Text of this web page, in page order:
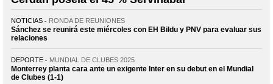
NOTICIAS RONDA DE REUNIONES
Sánchez se reunirá este miércoles con EH Bildu y PNV para evaluar sus
relaciones
DEPORTE MUNDIAL DE CLUBES 2025
Monterrey planta cara ante un exigente Inter en su debut en el Mundial
de Clubes (1-1)